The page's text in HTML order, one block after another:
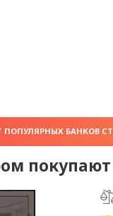
ПОПУЛЯРНЫХ БАНКОВ
покупают